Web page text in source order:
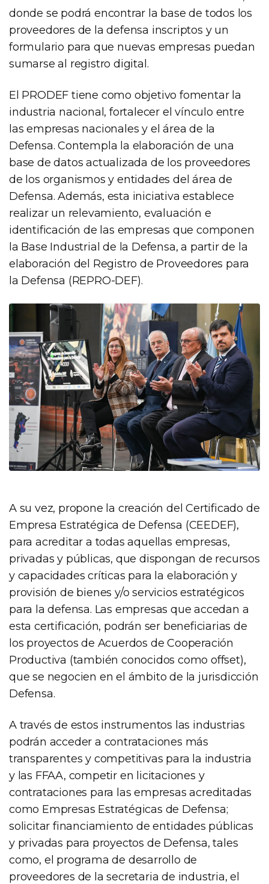
donde se podrá encontrar la base de todos los
proveedores de la defensa inscriptos y un
formulario para que nuevas empresas puedan
sumarse al registro digital.
El PRODEF tiene como objetivo fomentar la
industria nacional, fortalecer el vínculo entre
las empresas nacionales y el área de la
Defensa. Contempla la elaboración de una
base de datos actualizada de los proveedores
de los organismos y entidades del área de
Defensa. Además, esta iniciativa establece
realizar un relevamiento, evaluación e
identificación de las empresas que componen
la Base Industrial de la Defensa, a partir de la
elaboración del Registro de Proveedores para
la Defensa (REPRO-DEF).
A su vez, propone la creación del Certificado de
Empresa Estratégica de Defensa (CEEDEF),
para acreditar a todas aquellas empresas,
privadas y públicas, que dispongan de recursos
y capacidades críticas para la elaboración y
provisión de bienes y/o servicios estratégicos
para la defensa. Las empresas que accedan a
esta certificación, podrán ser beneficiarias de
los proyectos de Acuerdos de Cooperación
Productiva (también conocidos como offset),
que se negocien en el ámbito de la jurisdicción
Defensa.
A través de estos instrumentos las industrias
podrán acceder a contrataciones más
transparentes y competitivas para la industria
y las FFAA, competir en licitaciones y
contrataciones para las empresas acreditadas
como Empresas Estratégicas de Defensa;
solicitar financiamiento de entidades públicas
y privadas para proyectos de Defensa, tales
como, el programa de desarrollo de
proveedores de la secretaria de industria, el